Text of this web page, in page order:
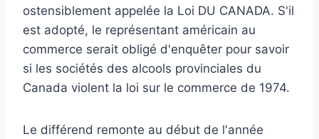
ostensiblement appelée la Loi DU CANADA. S'il
est adopté, le représentant américain au
commerce serait obligé d'enquêter pour savoir
si les sociétés des alcools provinciales du
Canada violent la loi sur le commerce de 1974.
Le différend remonte au début de l'année